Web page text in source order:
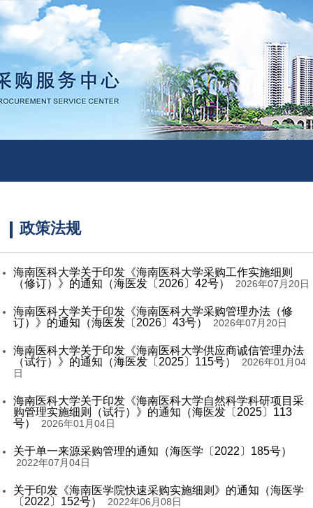
政策法规
海南医科大学关于印发《海南医科大学采购工作实施细则
（修订）》的通知（海医发〔2026〕42号）
2026年07月20日
海南医科大学关于印发《海南医科大学采购管理办法（修
订）》的通知（海医发〔2026〕43号）
2026年07月20日
海南医科大学关于印发《海南医科大学供应商诚信管理办法
（试行）》的通知（海医发〔2025〕115号）
2026年01月04
日
海南医科大学关于印发《海南医科大学自然科学科研项目采
购管理实施细则（试行）》的通知（海医发〔2025〕113
号）
2026年01月04日
关于单一来源采购管理的通知（海医学〔2022〕185号）
2022年07月04日
关于印发《海南医学院快速采购实施细则》的通知（海医学
〔2022〕152号）
2022年06月08日